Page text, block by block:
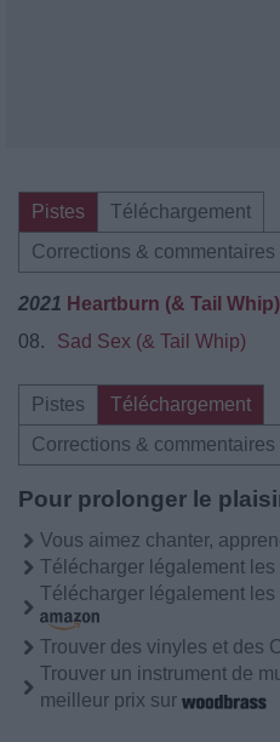
Pistes
Téléchargement
Corrections & commentaires
2021 Heartburn (& Tail Whip)
08.
Sad Sex (& Tail Whip)
Pistes
Téléchargement
Corrections & commentaires
Pour prolonger le
Vous aimez chanter,
Télécharger légalement les
Télécharger légalement
Trouver des vinyles et des
Trouver un instrument de
meilleur prix sur